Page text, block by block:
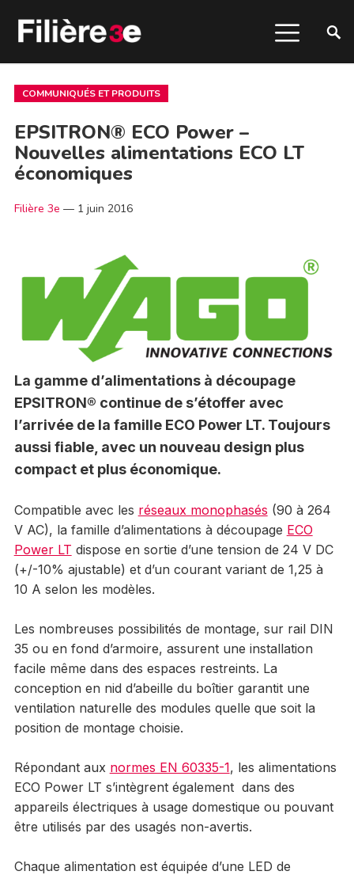
COMMUNIQUÉS ET PRODUITS
EPSITRON® ECO Power –
Nouvelles alimentations ECO LT
économiques
Filière 3e — 1 juin 2016
La gamme d’alimentations à découpage
EPSITRON® continue de s’étoffer avec
l’arrivée de la famille ECO Power LT. Toujours
aussi fiable, avec un nouveau design plus
compact et plus économique.
Compatible avec les réseaux monophasés (90 à 264
V AC), la famille d’alimentations à découpage ECO
Power LT dispose en sortie d’une tension de 24 V DC
(+/-10% ajustable) et d’un courant variant de 1,25 à
10 A selon les modèles.
Les nombreuses possibilités de montage, sur rail DIN
35 ou en fond d’armoire, assurent une installation
facile même dans des espaces restreints. La
conception en nid d’abeille du boîtier garantit une
ventilation naturelle des modules quelle que soit la
position de montage choisie.
Répondant aux normes EN 60335-1, les alimentations
ECO Power LT s’intègrent également dans des
appareils électriques à usage domestique ou pouvant
être utilisés par des usagés non-avertis.
Chaque alimentation est équipée d’une LED de